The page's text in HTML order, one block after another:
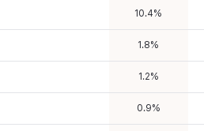
10.4%
1.8%
1.2%
0.9%